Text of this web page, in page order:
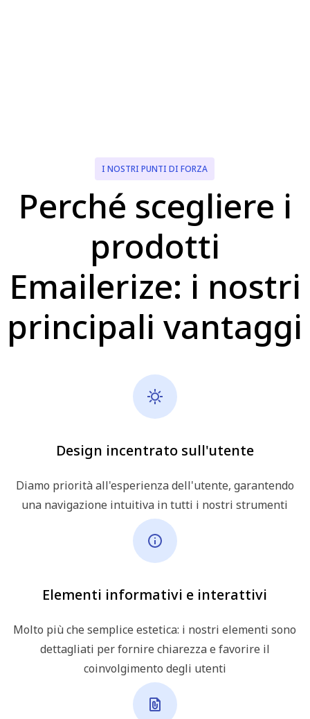
I NOSTRI PUNTI DI FORZA
Perché scegliere i
prodotti
Emailerize: i nostri
principali vantaggi
Design incentrato sull'utente
Diamo priorità all'esperienza dell'utente, garantendo
una navigazione intuitiva in tutti i nostri strumenti
Elementi informativi e interattivi
Molto più che semplice estetica: i nostri elementi sono
dettagliati per fornire chiarezza e favorire il
coinvolgimento degli utenti